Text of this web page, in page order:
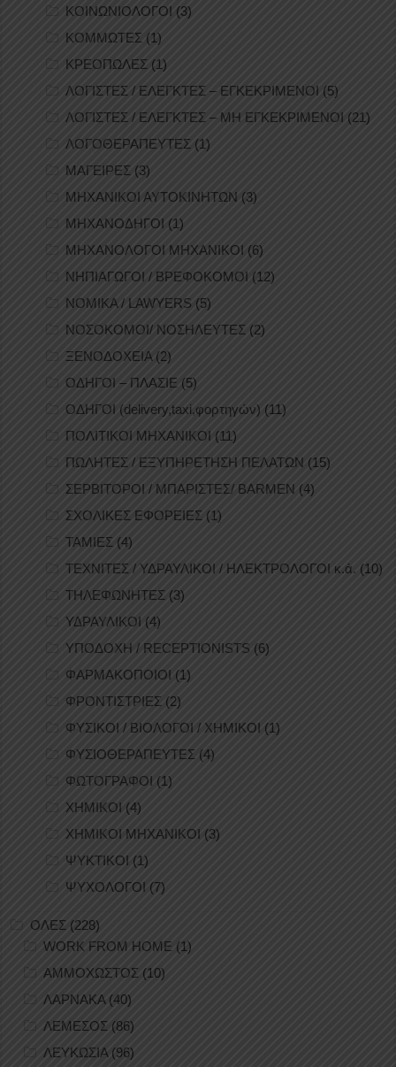
ΚΟΙΝΩΝΙΟΛΟΓΟΙ (3)
ΚΟΜΜΩΤΕΣ (1)
ΚΡΕΟΠΩΛΕΣ (1)
ΛΟΓΙΣΤΕΣ / ΕΛΕΓΚΤΕΣ – ΕΓΚΕΚΡΙΜΕΝΟΙ (5)
ΛΟΓΙΣΤΕΣ / ΕΛΕΓΚΤΕΣ – ΜΗ ΕΓΚΕΚΡΙΜΕΝΟΙ (21)
ΛΟΓΟΘΕΡΑΠΕΥΤΕΣ (1)
ΜΑΓΕΙΡΕΣ (3)
ΜΗΧΑΝΙΚΟΙ ΑΥΤΟΚΙΝΗΤΩΝ (3)
ΜΗΧΑΝΟΔΗΓΟΙ (1)
ΜΗΧΑΝΟΛΟΓΟΙ ΜΗΧΑΝΙΚΟΙ (6)
ΝΗΠΙΑΓΩΓΟΙ / ΒΡΕΦΟΚΟΜΟΙ (12)
ΝΟΜΙΚΑ / LAWYERS (5)
ΝΟΣΟΚΟΜΟΙ/ ΝΟΣΗΛΕΥΤΕΣ (2)
ΞΕΝΟΔΟΧΕΙΑ (2)
ΟΔΗΓΟΙ – ΠΛΑΣΙΕ (5)
ΟΔΗΓΟΙ (delivery,taxi,φορτηγών) (11)
ΠΟΛΙΤΙΚΟΙ ΜΗΧΑΝΙΚΟΙ (11)
ΠΩΛΗΤΕΣ / ΕΞΥΠΗΡΕΤΗΣΗ ΠΕΛΑΤΩΝ (15)
ΣΕΡΒΙΤΟΡΟΙ / ΜΠΑΡΙΣΤΕΣ/ BARMEN (4)
ΣΧΟΛΙΚΕΣ ΕΦΟΡΕΙΕΣ (1)
ΤΑΜΙΕΣ (4)
ΤΕΧΝΙΤΕΣ / ΥΔΡΑΥΛΙΚΟΙ / ΗΛΕΚΤΡΟΛΟΓΟΙ κ.ά. (10)
ΤΗΛΕΦΩΝΗΤΕΣ (3)
ΥΔΡΑΥΛΙΚΟΙ (4)
ΥΠΟΔΟΧΗ / RECEPTIONISTS (6)
ΦΑΡΜΑΚΟΠΟΙΟΙ (1)
ΦΡΟΝΤΙΣΤΡΙΕΣ (2)
ΦΥΣΙΚΟΙ / ΒΙΟΛΟΓΟΙ / ΧΗΜΙΚΟΙ (1)
ΦΥΣΙΟΘΕΡΑΠΕΥΤΕΣ (4)
ΦΩΤΟΓΡΑΦΟΙ (1)
ΧΗΜΙΚΟΙ (4)
ΧΗΜΙΚΟΙ ΜΗΧΑΝΙΚΟΙ (3)
ΨΥΚΤΙΚΟΙ (1)
ΨΥΧΟΛΟΓΟΙ (7)
ΟΛΕΣ (228)
WORK FROM HOME (1)
ΑΜΜΟΧΩΣΤΟΣ (10)
ΛΑΡΝΑΚΑ(40)
ΛΕΜΕΣΟΣ (86)
ΛΕΥΚΩΣΙΑ(96)